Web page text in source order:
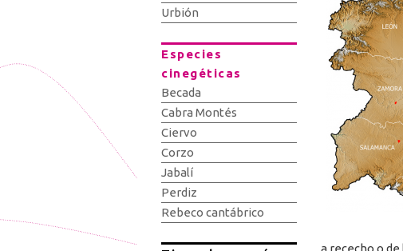
a rececho o
Urbión
Especies
cinegéticas
Becada
Cabra Montés
Ciervo
Corzo
Jabalí
Perdiz
Rebeco cantábrico